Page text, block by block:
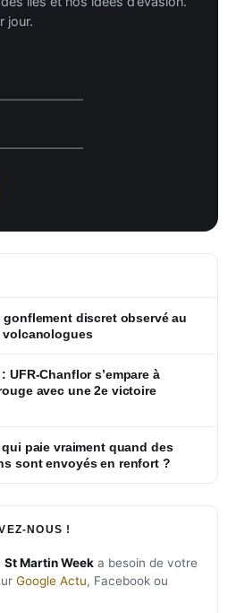
jour.
gonflement discret observé au
volcanologues
UFR-Chanflor s’empare à
avec une 2e victoire
paie vraiment quand des
sont envoyés en renfort ?
NOUS !
St Martin Week a besoin de votre
Google Actu, Facebook ou